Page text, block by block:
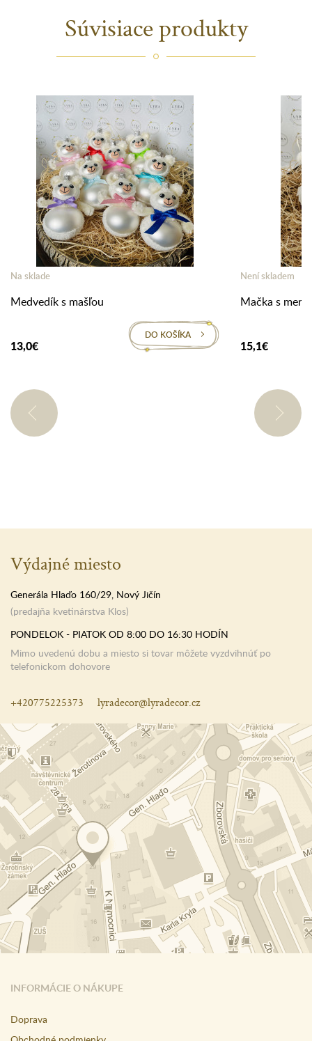
Súvisiace produkty
Na sklade
Medvedík s mašľou
13,0€
DO KOŠÍKA
Není skladem
Mačka s
15,1€
INFORMÁCIE O NÁKUPE
Doprava
Výdajné miesto
Generála Hlaďo 160/29, Nový Jičín
(predajňa kvetinárstva Klos)
PONDELOK - PIATOK OD 8:00 DO 16:30 HODÍN
Mimo uvedenú dobu a miesto si tovar môžete vyzdvihnúť po
telefonickom dohovore
+420775225373 lyradecor@lyradecor.cz